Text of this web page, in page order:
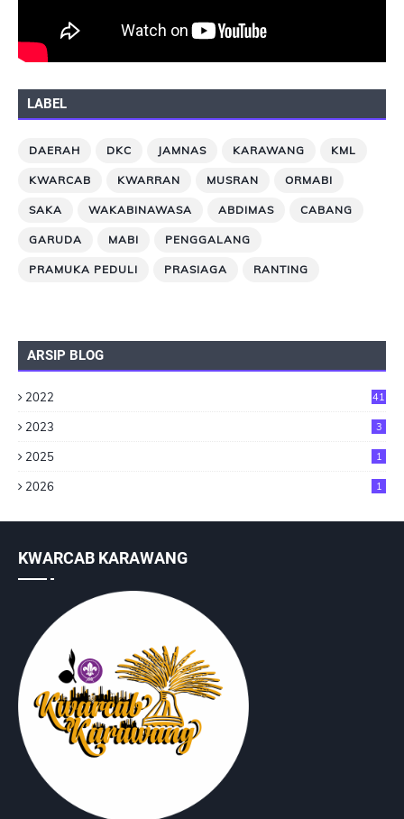
LABEL
DAERAH DKC JAMNAS KARAWANG KML
KWARCAB KWARRAN MUSRAN ORMABI
SAKA WAKABINAWASA ABDIMAS CABANG
GARUDA MABI PENGGALANG
PRAMUKA PEDULI PRASIAGA RANTING
ARSIP BLOG
2022 41
2023 3
2025 1
2026 1
KWARCAB KARAWANG